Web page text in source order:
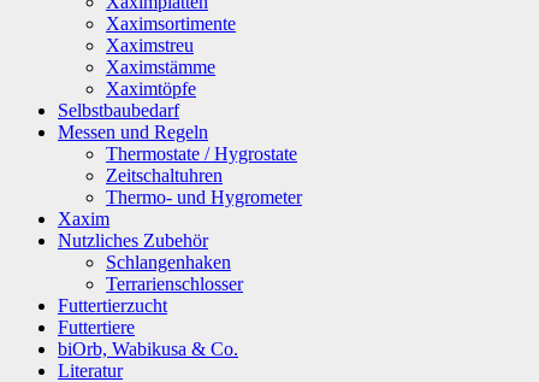
Xaximsortimente
Xaximstreu
Xaximstämme
Xaximtöpfe
Selbstbaubedarf
Messen und Regeln
Thermostate / Hygrostate
Zeitschaltuhren
Thermo- und Hygrometer
Xaxim
Nutzliches Zubehör
Schlangenhaken
Terrarienschlosser
Futtertierzucht
Futtertiere
biOrb, Wabikusa & Co.
Literatur